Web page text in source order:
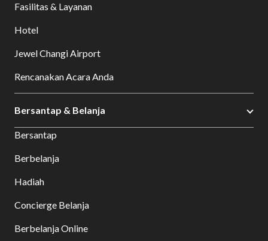
Fasilitas & Layanan
Hotel
Jewel Changi Airport
Rencanakan Acara Anda
Bersantap & Belanja
Bersantap
Berbelanja
Hadiah
Concierge Belanja
Berbelanja Online